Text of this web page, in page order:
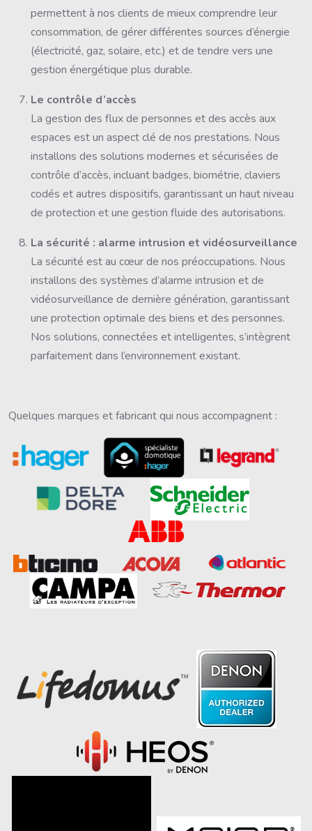
permettent à nos clients de mieux comprendre leur
consommation, de gérer différentes sources d’énergie
(électricité, gaz, solaire, etc.) et de tendre vers une
gestion énergétique plus durable.
Le contrôle d’accès
La gestion des flux de personnes et des accès aux
espaces est un aspect clé de nos prestations. Nous
installons des solutions modernes et sécurisées de
contrôle d’accès, incluant badges, biométrie, claviers
codés et autres dispositifs, garantissant un haut niveau
de protection et une gestion fluide des autorisations.
La sécurité : alarme intrusion et vidéosurveillance
La sécurité est au cœur de nos préoccupations. Nous
installons des systèmes d’alarme intrusion et de
vidéosurveillance de dernière génération, garantissant
une protection optimale des biens et des personnes.
Nos solutions, connectées et intelligentes, s’intègrent
parfaitement dans l’environnement existant.
Quelques marques et fabricant qui nous accompagnent :